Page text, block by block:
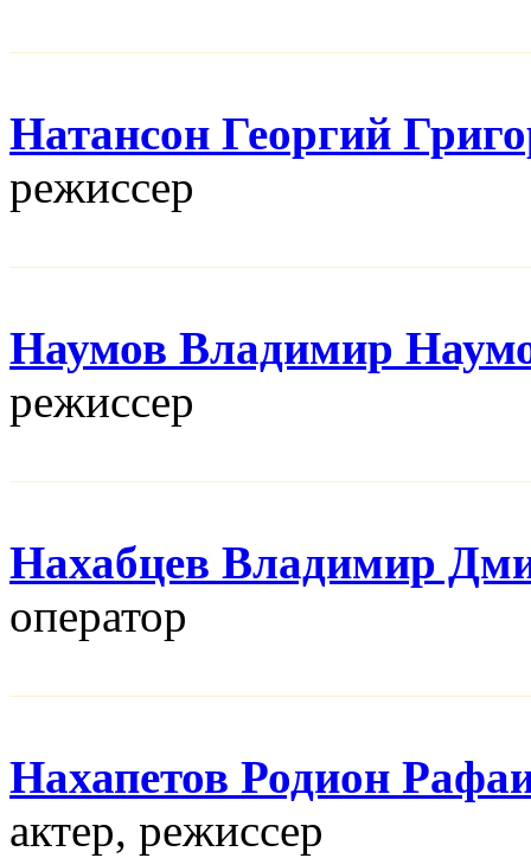
Натансон Георгий
режисcер
Наумов Владимир
режисcер
Нахабцев Владимир
оператор
Нахапетов Родион
актер, режисcер